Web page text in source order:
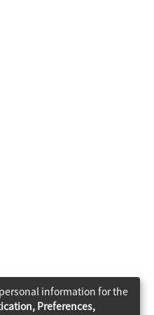
information for the
Preferences,